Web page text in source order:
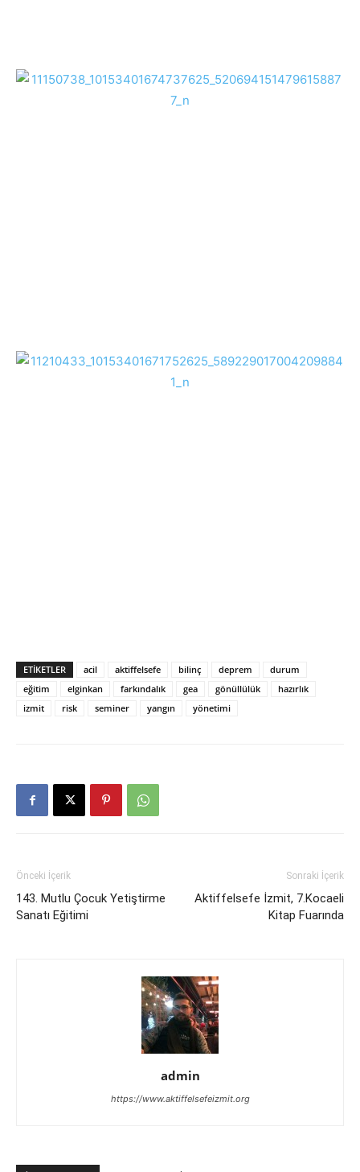
ETIKETLER acil aktiffelsefe bilinç deprem
durum
eğitim
elginkan farkındalık gea gönüllülük
hazırlık
izmit
risk seminer yangın yönetimi
Önceki İçerik
143. Mutlu Çocuk Yetiştirme
Sanatı Eğitimi
Sonraki İçerik
Aktiffelsefe İzmit, 7.Kocaeli
Kitap Fuarında
admin
https://www.aktiffelsefeizmit.org